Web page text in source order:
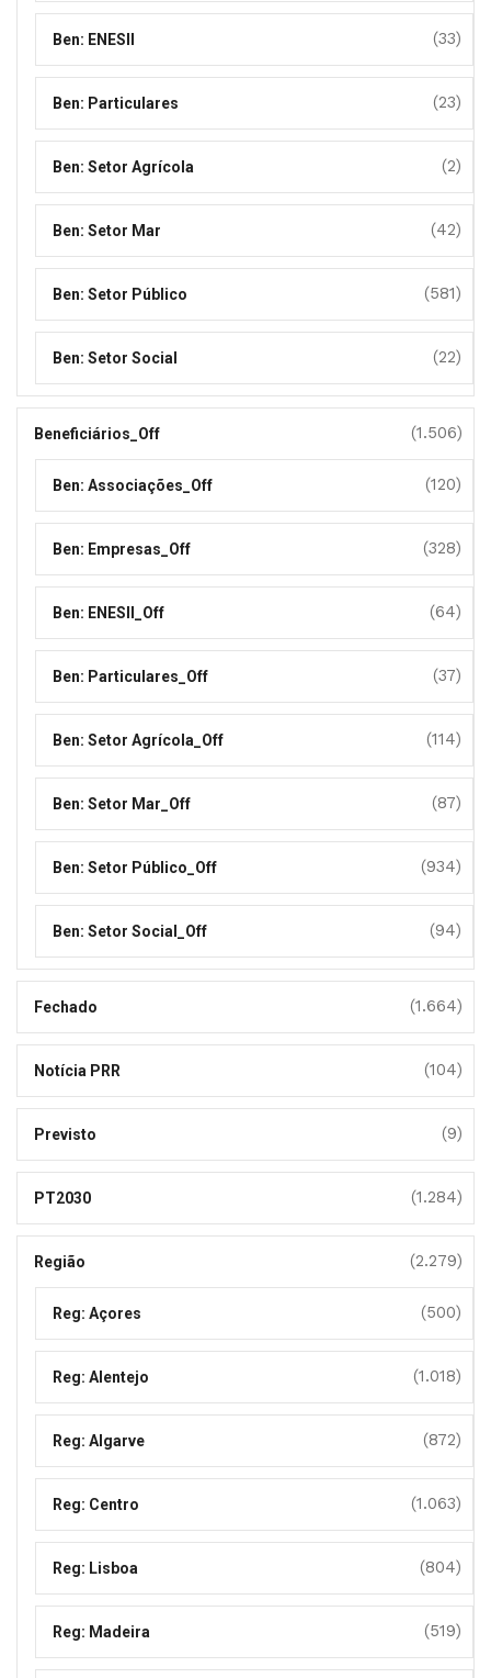
Ben: ENESII (33)
Ben: Particulares (23)
Ben: Setor Agrícola (2)
Ben: Setor Mar (42)
Ben: Setor Público (581)
Ben: Setor Social (22)
Beneficiários_Off (1.506)
Ben: Associações_Off (120)
Ben: Empresas_Off (328)
Ben: ENESII_Off (64)
Ben: Particulares_Off (37)
Ben: Setor Agrícola_Off (114)
Ben: Setor Mar_Off (87)
Ben: Setor Público_Off (934)
Ben: Setor Social_Off (94)
Fechado (1.664)
Notícia PRR (104)
Previsto (9)
PT2030 (1.284)
Região (2.279)
Reg: Açores (500)
Reg: Alentejo (1.018)
Reg: Algarve (872)
Reg: Centro (1.063)
Reg: Lisboa (804)
Reg: Madeira (519)